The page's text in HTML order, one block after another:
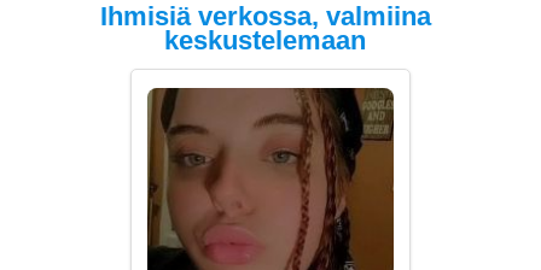
Ihmisiä verkossa, valmiina
keskustelemaan